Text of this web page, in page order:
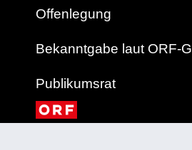
Offenlegung
Bekanntgabe laut ORF-G
Publikumsrat